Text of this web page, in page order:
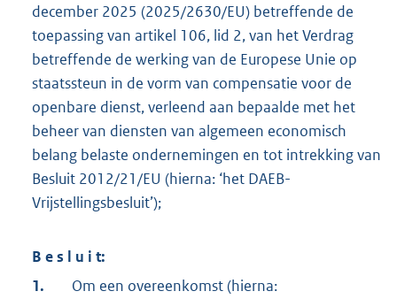
december 2025 (2025/2630/EU) betreffende de
toepassing van artikel 106, lid 2, van het Verdrag
betreffende de werking van de Europese Unie op
staatssteun in de vorm van compensatie voor de
openbare dienst, verleend aan bepaalde met het
beheer van diensten van algemeen economisch
belang belaste ondernemingen en tot intrekking van
Besluit 2012/21/EU (hierna: ‘het DAEB-
Vrijstellingsbesluit’);
B e s l u i t:
1.
Om een overeenkomst (hierna: